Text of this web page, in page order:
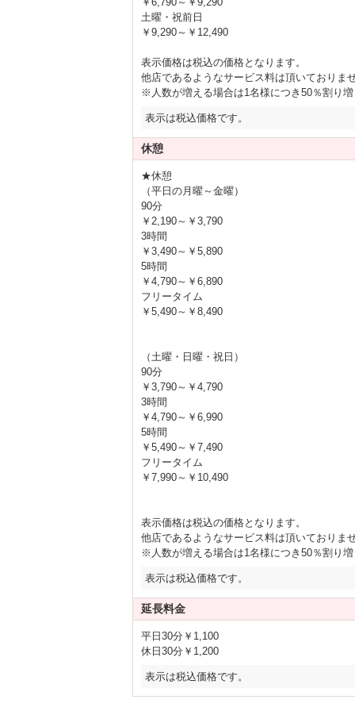
☑ メンバー限定
☑宿泊の方は
☑デンマ３種レンタル！
☑コスプレ２着レンタル！
☑各種ブランド
☑ 選べる入浴剤BAR！
☑お菓子取り放題！
☑もらって嬉しい秘密の
更に！ １Pｔ＝１００円
更に更に！貯めたポイントに応じ
ブランド品バッグ
東大阪で女子会・ママ会
本 格 卓 球 台 設
カラオケLIVE DAM導入
パーティールームに最
お電話にてご予約承り中
この価格でこのサービス！お得しかない！
無料サービス盛りだく
ウェルカムドリンク＆ポテトは全員無料！
フードメニュー＆スウィーツもリニューア
人気映画もエ○も見倒せ！VOD無料見放題
入浴剤BARやコーヒーマシーンも新設！
各種メーカーシャンプー無料レンタル！
コスプレはどどんと40着入荷ッ
当然レンタルは無料！
土曜・祝前日
￥9,290～￥12,490
表示価格は税込の価格となります。
他店であるようなサービス料は頂いておりませ
※人数が増える場合は1名様につき50％割り増
表示は税込価格です。
休憩
★休憩
（平日の月曜～金曜）
90分
￥2,190～￥3,790
3時間
￥3,490～￥5,890
5時間
￥4,790～￥6,890
フリータイム
￥5,490～￥8,490
（土曜・日曜・祝日）
90分
￥3,790～￥4,790
3時間
￥4,790～￥6,990
5時間
￥5,490～￥7,490
フリータイム
￥7,990～￥10,490
表示価格は税込の価格となります。
他店であるようなサービス料は頂いておりませ
※人数が増える場合は1名様につき50％割り増
表示は税込価格です。
延長料金
平日30分￥1,100
休日30分￥1,200
表示は税込価格です。